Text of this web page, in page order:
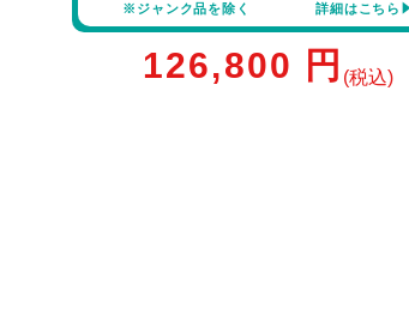
※ジャンク品を除く 詳細はこちら
126,800 円 (税込)